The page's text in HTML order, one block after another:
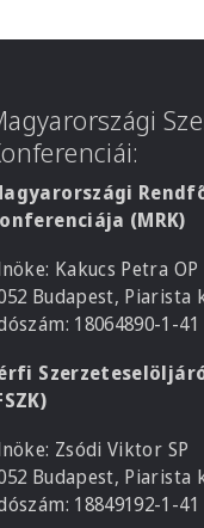
(MRK)
Kakucs Petra OP
Budapest, Piarista
18064890-1-41
Zsódi Viktor SP
Budapest, Piarista
18849192-1-41